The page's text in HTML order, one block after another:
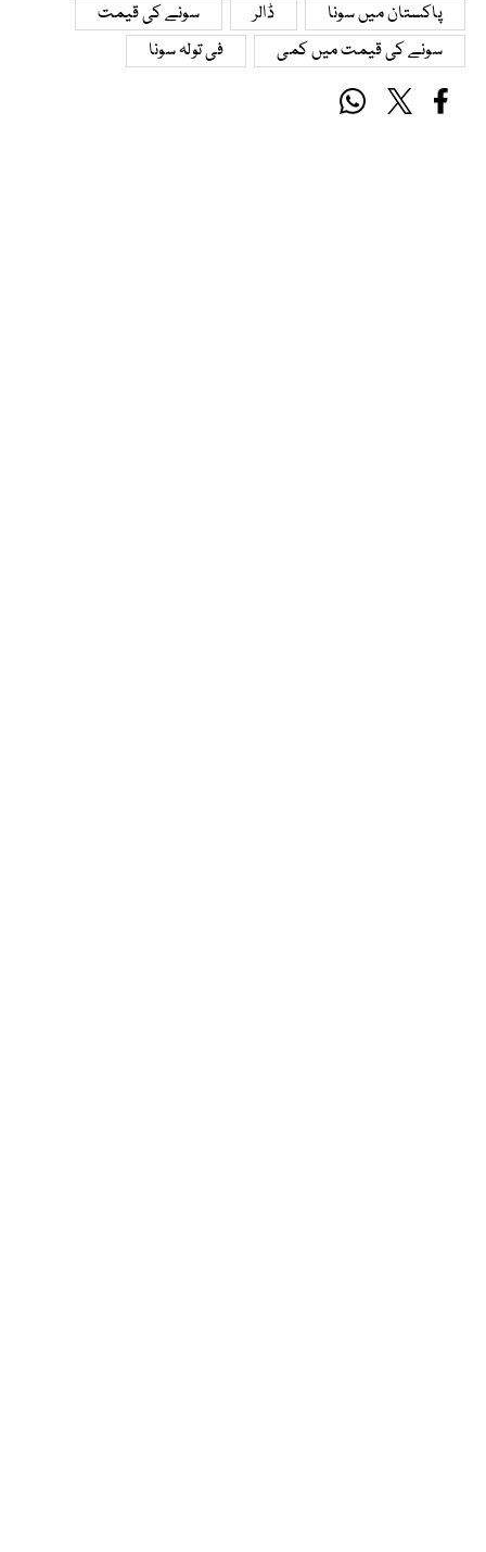
پاکستان میں سونا ڈالر
سونے کی قیمت
سونے کی قیمت میں کمی
فی تولہ سونا